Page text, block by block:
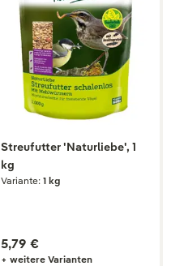
Streufutter 'Naturliebe', 1
kg
Variante: 1 kg
5,79 €
+ weitere Varianten